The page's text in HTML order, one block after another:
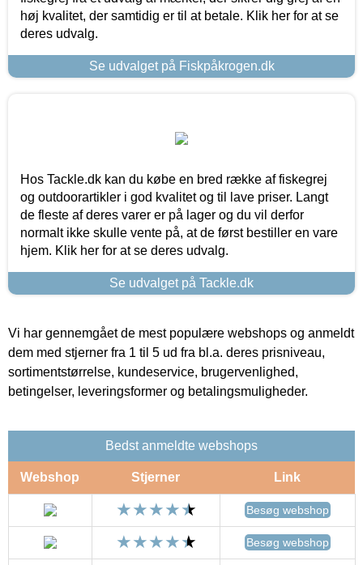
høj kvalitet, der samtidig er til at betale. Klik her for at se
deres udvalg.
Se udvalget på Fiskpåkrogen.dk
Hos Tackle.dk kan du købe en bred række af fiskegrej
og outdoorartikler i god kvalitet og til lave priser. Langt
de fleste af deres varer er på lager og du vil derfor
normalt ikke skulle vente på, at de først bestiller en vare
hjem. Klik her for at se deres udvalg.
Se udvalget på Tackle.dk
Vi har gennemgået de mest populære webshops og anmeldt
dem med stjerner fra 1 til 5 ud fra bl.a. deres prisniveau,
sortimentstørrelse, kundeservice, brugervenlighed,
betingelser, leveringsformer og betalingsmuligheder.
Bedst anmeldte webshops
Webshop Stjerner Link
Besøg webshop
Besøg webshop